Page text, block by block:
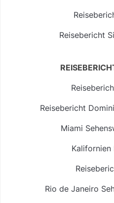
Reisebericht
Reisebericht
Miami
Kalifornien
Rio de Janeiro